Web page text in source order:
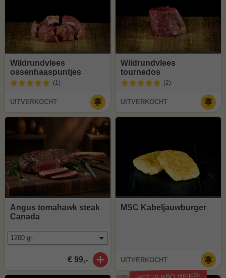
Wildrundvlees
ossenhaaspuntjes
(1 )
UITVERKOCHT
Wildrundvlees
tournedos
(2)
UITVERKOCHT
Angus tomahawk steak
Canada
€ 99,-
MSC Kabeljauwburger
UITVERKOCHT